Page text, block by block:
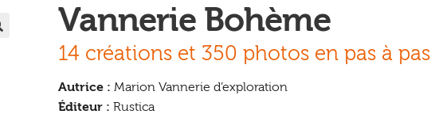
Vannerie Bohème
14 créations et 350 photos en pas à pas
Autrice : Marion Vannerie d’exploration
Éditeur : Rustica